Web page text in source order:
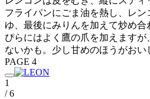
フライパンにごま油を熱し、レン
ゆ、最後にみりんを加えて炒め
ぴらにはよく鷹の爪を加えます
ないかも。少し甘めのほうがおい
PAGE 4
1
/ 6